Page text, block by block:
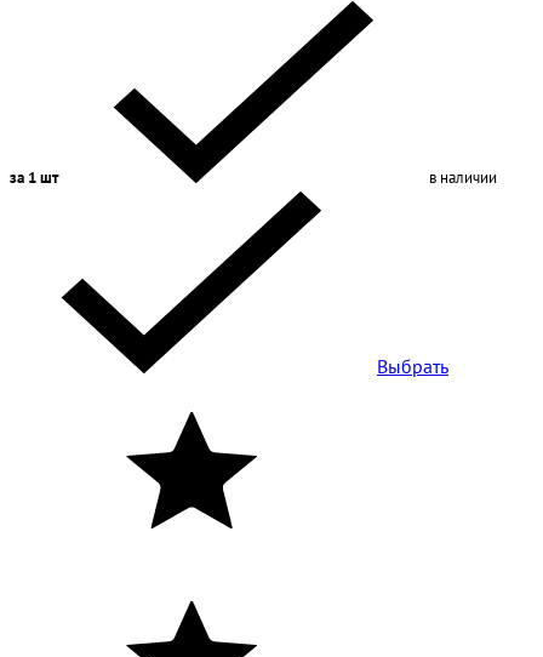
за 1 шт в наличии
Выбрать